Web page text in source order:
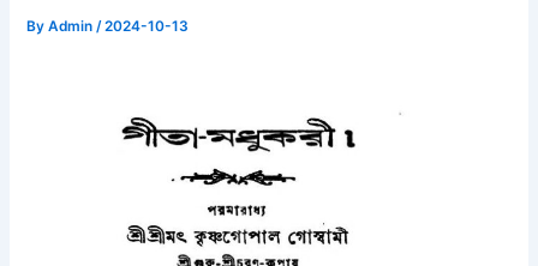
ByAdmin/2024-10-13